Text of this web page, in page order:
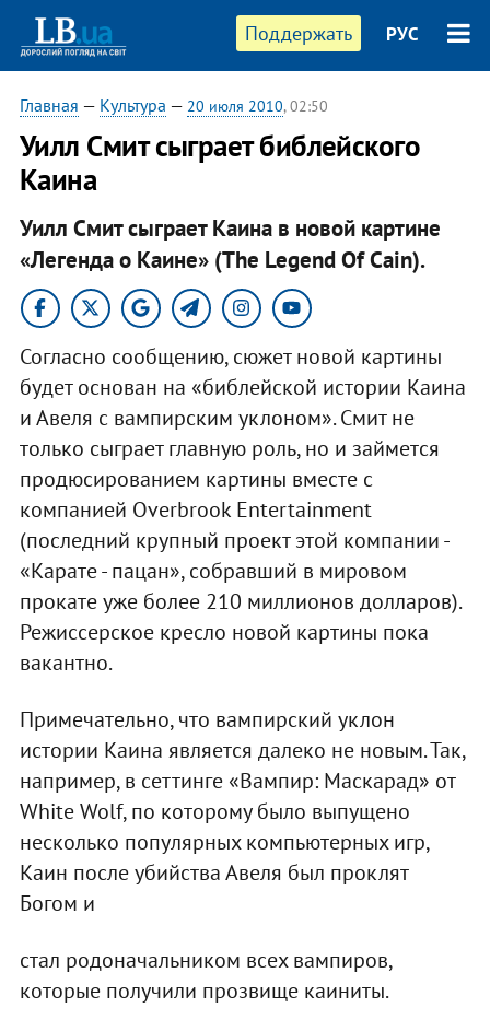
Поддержать РУС
Главная — Культура — 20 июля 2010, 02:50
Уилл Смит сыграет библейского
Каина
Уилл Смит сыграет Каина в новой картине
«Легенда о Каине» (The Legend Of Cain).
Согласно сообщению, сюжет новой картины
будет основан на «библейской истории Каина
и Авеля с вампирским уклоном». Смит не
только сыграет главную роль, но и займется
продюсированием картины вместе с
компанией Overbrook Entertainment
(последний крупный проект этой компании -
«Карате - пацан», собравший в мировом
прокате уже более 210 миллионов долларов).
Режиссерское кресло новой картины пока
вакантно.
Примечательно, что вампирский уклон
истории Каина является далеко не новым. Так,
например, в сеттинге «Вампир: Маскарад» от
White Wolf, по которому было выпущено
несколько популярных компьютерных игр,
Каин после убийства Авеля был проклят
Богом и
стал родоначальником всех вампиров,
которые получили прозвище каиниты.